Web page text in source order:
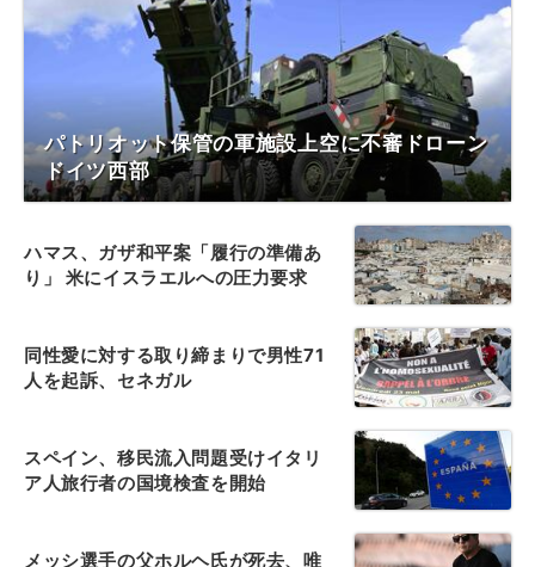
パトリオット保管の軍施設上空に不審ドローン
ドイツ西部
ハマス、ガザ和平案「履行の準備あ
り」 米にイスラエルへの圧力要求
同性愛に対する取り締まりで男性71
人を起訴、セネガル
スペイン、移民流入問題受けイタリ
ア人旅行者の国境検査を開始
メッシ選手の父ホルヘ氏が死去、唯